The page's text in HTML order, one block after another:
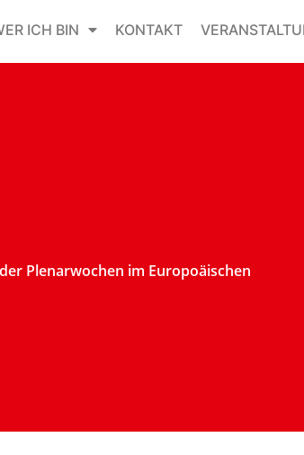
ICH BIN KONTAKT
Plenarwochen im Europoäischen